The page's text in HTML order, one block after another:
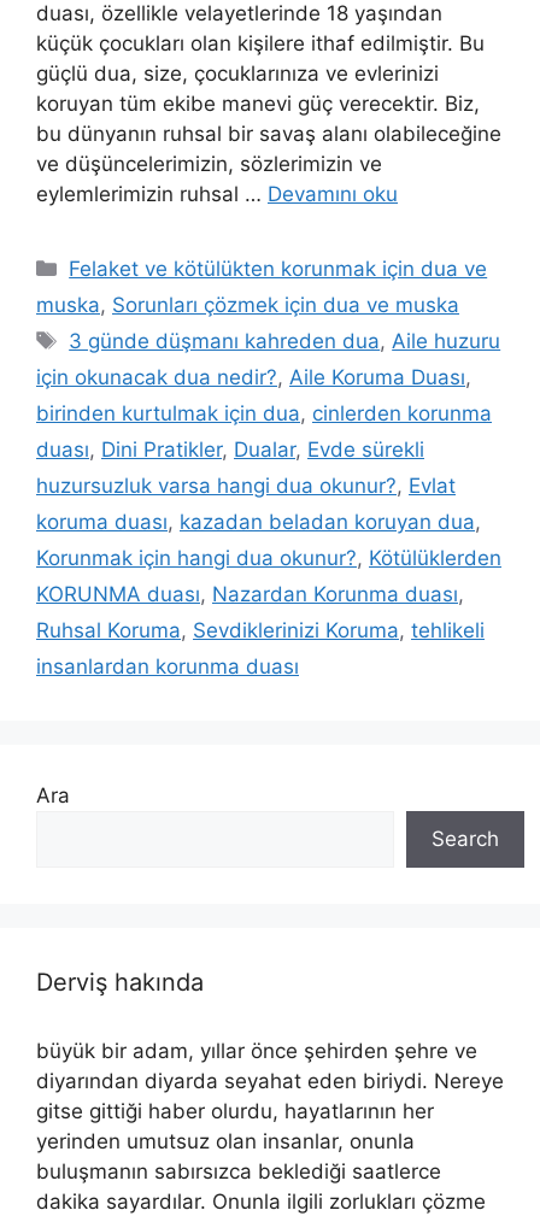
duası, özellikle velayetlerinde 18 yaşından
küçük çocukları olan kişilere ithaf edilmiştir. Bu
güçlü dua, size, çocuklarınıza ve evlerinizi
koruyan tüm ekibe manevi güç verecektir. Biz,
bu dünyanın ruhsal bir savaş alanı olabileceğine
ve düşüncelerimizin, sözlerimizin ve
eylemlerimizin ruhsal … Devamını oku
Felaket ve kötülükten korunmak için dua ve
muska, Sorunları çözmek için dua ve muska
3 günde düşmanı kahreden dua,Aile huzuru
için okunacak dua nedir?, Aile Koruma Duası,
birinden kurtulmak için dua, cinlerden korunma
duası, Dini Pratikler, Dualar, Evde sürekli
huzursuzluk varsa hangi dua okunur?, Evlat
koruma duası, kazadan beladan koruyan dua,
Korunmak için hangi dua okunur?, Kötülüklerden
KORUNMA duası, Nazardan Korunma duası,
Ruhsal Koruma, Sevdiklerinizi Koruma, tehlikeli
insanlardan korunma duası
Ara
Search
Derviş hakında
büyük bir adam, yıllar önce şehirden şehre ve
diyarından diyarda seyahat eden biriydi. Nereye
gitse gittiği haber olurdu, hayatlarının her
yerinden umutsuz olan insanlar, onunla
buluşmanın sabırsızca beklediği saatlerce
dakika sayardılar. Onunla ilgili zorlukları çözme